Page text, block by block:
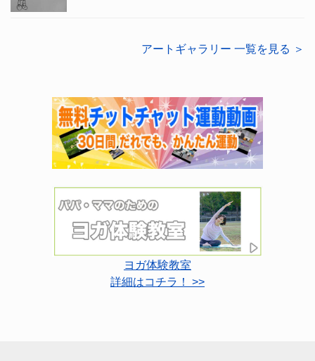
アートギャラリー 一覧を見る ＞
ヨガ体験教室
詳細はコチラ！ >>